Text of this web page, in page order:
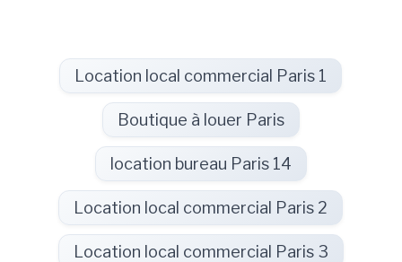
Location local commercial Paris 1
Boutique à louer Paris
location bureau Paris 14
Location local commercial Paris 2
Location local commercial Paris 3